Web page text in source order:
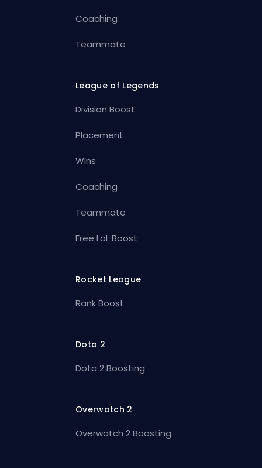
Coaching
Teammate
League of Legends
Division Boost
Placement
Wins
Coaching
Teammate
Free LoL Boost
Rocket League
Rank Boost
Dota 2
Dota 2 Boosting
Overwatch 2
Overwatch 2 Boosting